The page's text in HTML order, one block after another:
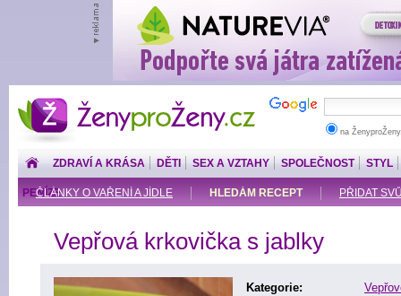
ŽenyproŽeny.cz
na
ZDRAVÍ A KRÁSA DĚTI SEX A VZTAHY SPOLEČNOST STYL
ČLÁNKY O VAŘENÍ A JÍDLE HLEDÁM RECEPT PŘIDAT
PENÍZE
Vepřová krkovička s jablky
Kategorie: